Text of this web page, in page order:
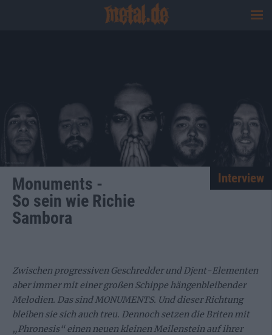
Monuments -
So sein wie Richie
Sambora
Interview
Zwischen progressiven Geschredder und Djent-Elementen
aber immer mit einer großen Schippe hängenbleibender
Melodien. Das sind MONUMENTS. Und dieser Richtung
bleiben sie sich auch treu. Dennoch setzen die Briten mit
„Phronesis“ einen neuen kleinen Meilenstein auf ihrer